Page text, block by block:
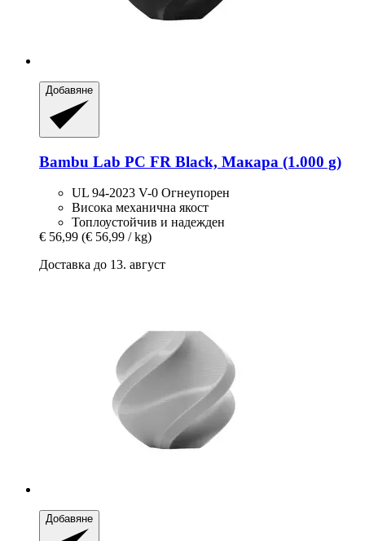
Добавяне
Bambu Lab PC FR Black, Макара (1.000 g)
UL 94-2023 V-0 Огнеупорен
Висока механична якост
Топлоустойчив и надежден
€ 56,99 (€ 56,99 / kg)
Доставка до 13. август
Добавяне